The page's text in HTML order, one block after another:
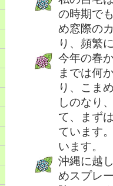
の時期で
め窓際の
り、頻繁
今年の春
までは何
り、こま
しのなり
て、まず
ています
います。
沖縄に越
めスプレ